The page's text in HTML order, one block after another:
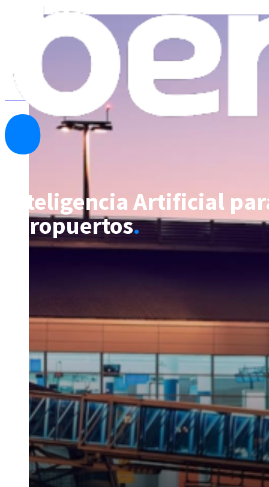
Ver todos los programas
Inteligencia Artificial
aeropuertos.